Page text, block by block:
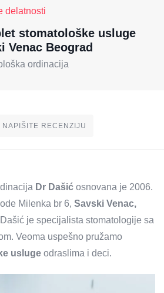
delatnosti
stomatološke usluge
Venac Beograd
ordinacija
NAPIŠITE RECENZIJU
Dr Dašić osnovana je 2006.
Milenka br 6, Savski Venac,
je specijalista stomatologije sa
Veoma uspešno pružamo
usluge odraslima i deci.